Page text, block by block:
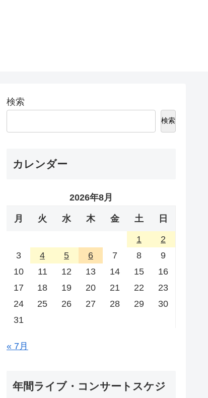
検索
検索
カレンダー
2026年8月
月 火 水 木 金 土 日
1
2
3
4 5 6 7 8
9
10
11 12 13 14 15
16
17
18 19 20 21 22
23
24
25 26 27 28 29
30
31
« 7月
年間ライブ・コンサートスケジ